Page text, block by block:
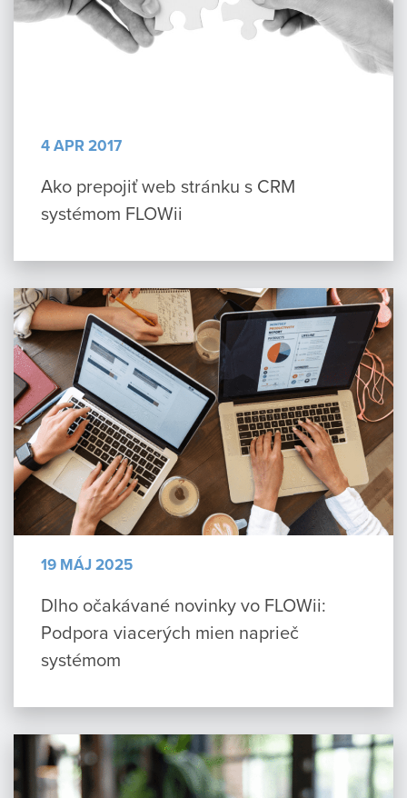
4 APR 2017
Ako prepojiť web stránku s CRM
systémom FLOWii
19 MÁJ 2025
Dlho očakávané novinky vo FLOWii:
Podpora viacerých mien naprieč
systémom